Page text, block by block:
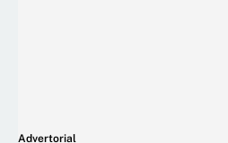
Advertorial